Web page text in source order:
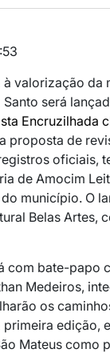
valorização da
será
Encruzilhada
proposta de
oficiais,
de Amocim
município. O
Belas Artes,
com bate-papo
Medeiros,
os
edição,
Mateus como